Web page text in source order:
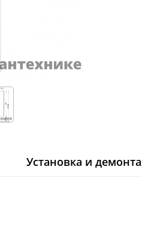
Установка и